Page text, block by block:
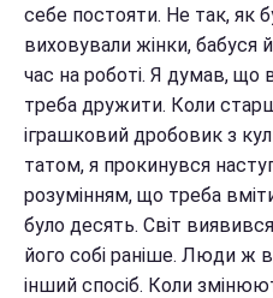
себе постояти. Не так, як
виховували жінки, бабуся
час на роботі. Я думав, що
треба дружити. Коли
іграшковий дробовик з
татом, я прокинувся
розумінням, що треба
було десять. Світ
його собі раніше. Люди ж
інший спосіб. Коли